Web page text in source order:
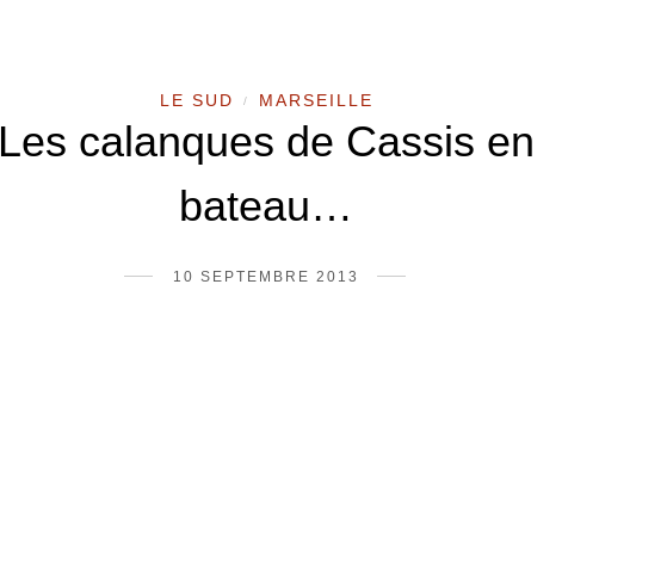
LE SUD / MARSEILLE
Les calanques de Cassis en
bateau…
10 SEPTEMBRE 2013